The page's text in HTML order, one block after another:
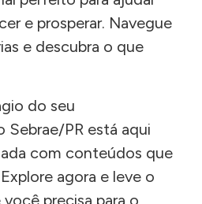
e prosperar. Navegue
e descubra o que
do seu
Sebrae/PR está aqui
com conteúdos que
agora e leve o
precisa para o